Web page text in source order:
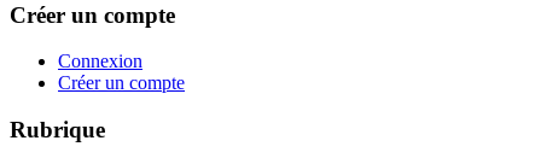
Créer un compte
Connexion
Créer un compte
Rubrique